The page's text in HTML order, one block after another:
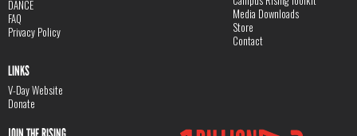
DANCE
FAQ
Privacy Policy
Media Downloads
Store
Contact
LINKS
V-Day Website
Donate